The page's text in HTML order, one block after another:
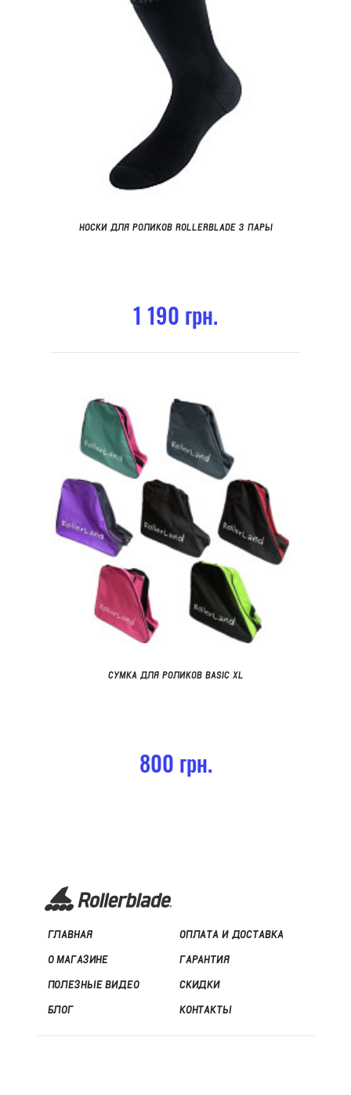
НОСКИ ДЛЯ РОЛИКОВ ROLLERBLADE 3 ПАРЫ
1 190 грн.
СУМКА ДЛЯ РОЛИКОВ BASIC XL
800 грн.
ГЛАВНАЯ
О МАГАЗИНЕ
ПОЛЕЗНЫЕ ВИДЕО
БЛОГ
ОПЛАТА И ДОСТАВКА
ГАРАНТИЯ
СКИДКИ
КОНТАКТЫ